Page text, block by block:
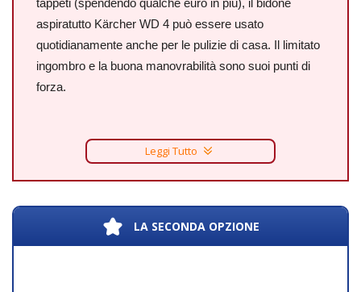
tappeti (spendendo qualche euro in più), il bidone
aspiratutto Kärcher WD 4 può essere usato
quotidianamente anche per le pulizie di casa. Il limitato
ingombro e la buona manovrabilità sono suoi punti di
forza.
Leggi Tutto
LA SECONDA OPZIONE